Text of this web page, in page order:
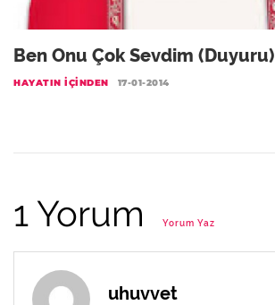
Ben Onu Çok Sevdim (Duyuru)
HAYATIN İÇINDEN 17-01-2014
1 Yorum Yorum Yaz
uhuvvet